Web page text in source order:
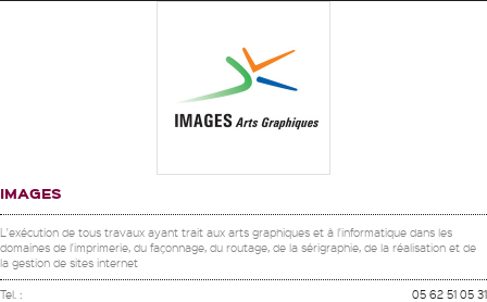
IMAGES
L'exécution de tous travaux ayant trait aux arts graphiques et à l'informatique dans les
domaines de l'imprimerie, du façonnage, du routage, de la sérigraphie, de la réalisation et de
la gestion de sites internet
Tel. : 05 62 51 05 31